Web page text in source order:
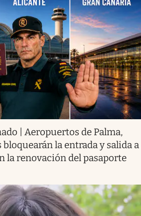
| Aeropuertos de Palma,
la entrada y salida a
la renovación del pasaporte